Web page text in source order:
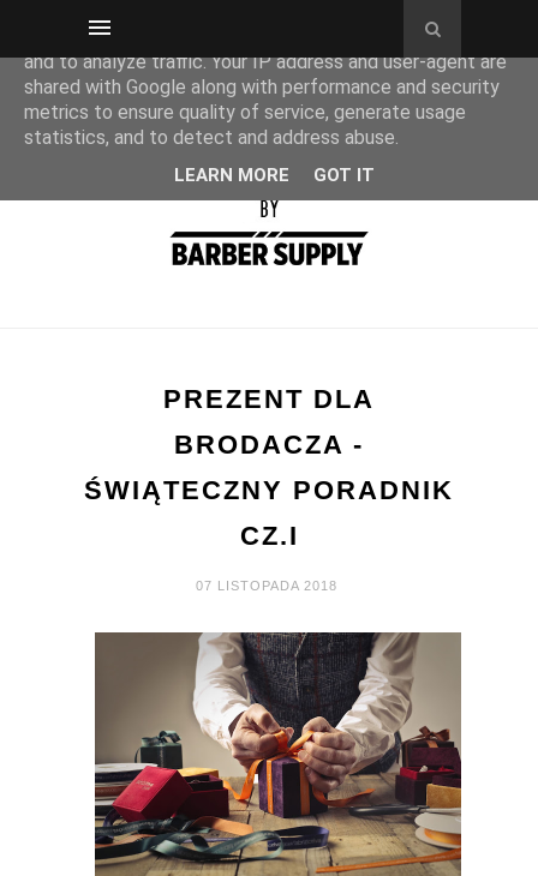
PREZENT DLA
BRODACZA -
ŚWIĄTECZNY PORADNIK
CZ.I
07 LISTOPADA 2018
This site uses cookies from Google to deliver its services
and to analyze traffic. Your IP address and user-agent are
shared with Google along with performance and security
metrics to ensure quality of service, generate usage
statistics, and to detect and address abuse.
LEARN MORE GOT IT